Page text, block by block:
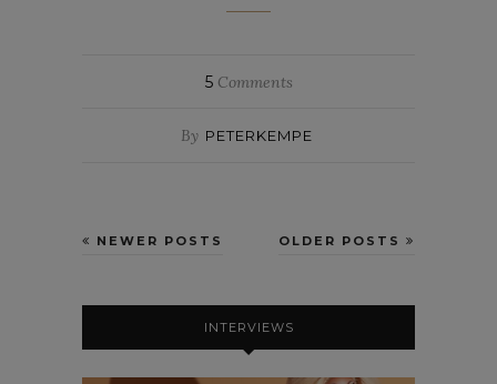
5Comments
By PETERKEMPE
OLDER POSTS
NEWER POSTS
INTERVIEWS